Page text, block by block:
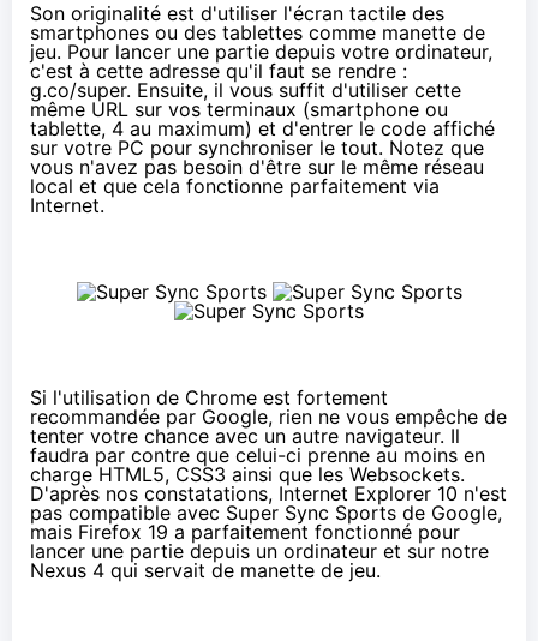
Son originalité est d'utiliser l'écran tactile des
smartphones ou des tablettes comme manette de
jeu. Pour lancer une partie depuis votre ordinateur,
c'est à cette adresse qu'il faut se rendre :
g.co/super. Ensuite, il vous suffit d'utiliser cette
même URL sur vos terminaux (smartphone ou
tablette, 4 au maximum) et d'entrer le code affiché
sur votre PC pour synchroniser le tout. Notez que
vous n'avez pas besoin d'être sur le même réseau
local et que cela fonctionne parfaitement via
Internet.
Si l'utilisation de Chrome est fortement
recommandée par Google, rien ne vous empêche de
tenter votre chance avec un autre navigateur. Il
faudra par contre que celui-ci prenne au moins en
charge HTML5, CSS3 ainsi que les Websockets.
D'après nos constatations, Internet Explorer 10 n'est
pas compatible avec Super Sync Sports de Google,
mais Firefox 19 a parfaitement fonctionné pour
lancer une partie depuis un ordinateur et sur notre
Nexus 4 qui servait de manette de jeu.